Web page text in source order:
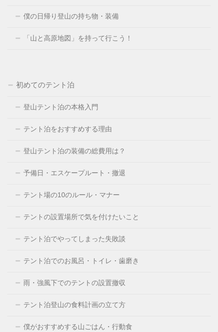
僕の日帰り登山の持ち物・装備
「山と高原地図」を持って行こう！
初めてのテント泊
登山テント泊の本格入門
テント泊をおすすめする理由
登山テント泊の装備の総費用は？
予備日・エスケープルート・撤退
テント場の10のルール・マナー
テントの設置場所で気を付けたいこと
テント泊でやってしまった失敗談
テント泊でのお風呂・トイレ・歯磨き
雨・強風下でのテントの設置撤収
テント泊登山の食料計画の立て方
僕がおすすめする山ごはん・行動食